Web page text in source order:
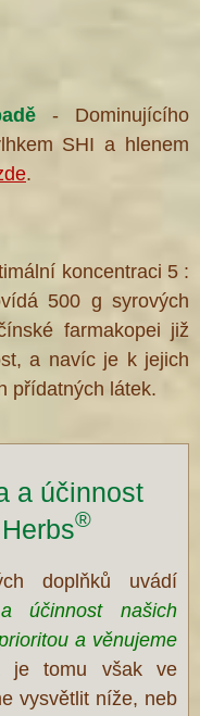
- Dominujícího
SHI a hlenem
.
koncentraci 5 :
500 g syrových
farmakopei již
a navíc je k jejich
přídatných látek.
a účinnost
®
doplňků uvádí
účinnost našich
a věnujeme
je tomu však ve
vysvětlit níže, neb